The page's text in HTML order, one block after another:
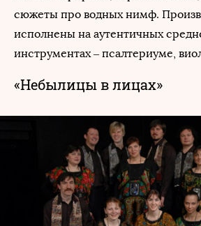
сюжеты про водных нимф.
исполнены на аутентичных
инструментах – псалтериуме,
«Небылицы в лицах»